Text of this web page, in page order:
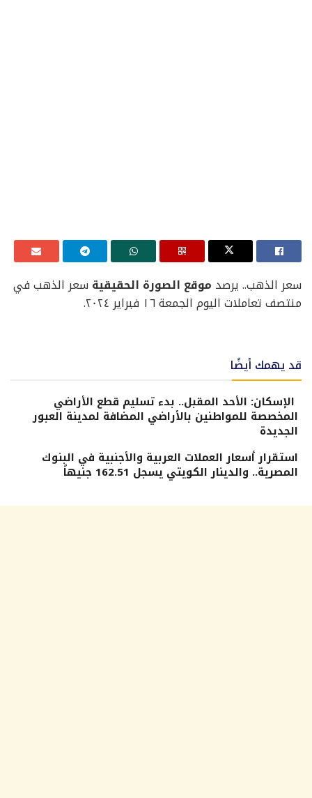
سعر الذهب.. يرصد موقع الصورة الحقيقية سعر الذهب في
منتصف تعاملات اليوم الجمعة ١٦ فبراير ٢٠٢٤.
قد يهمك أيضًا
الإسكان: الأحد المقبل.. بدء تسليم قطع الأراضي
المخصصة للمواطنين بالأراضي المضافة لمدينة العبور
الجديدة
استقرار أسعار العملات العربية والأجنبية في البنوك
المصرية.. والدينار الكويتي يسجل 162.51 جنيهاً